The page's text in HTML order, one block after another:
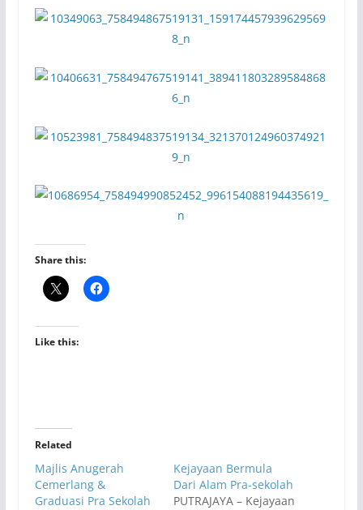
Share this:
Like this:
Related
Majlis Anugerah
Cemerlang &
Graduasi Pra Sekolah
Kejayaan Bermula
Dari Alam Pra-sekolah
PUTRAJAYA – Kejayaan